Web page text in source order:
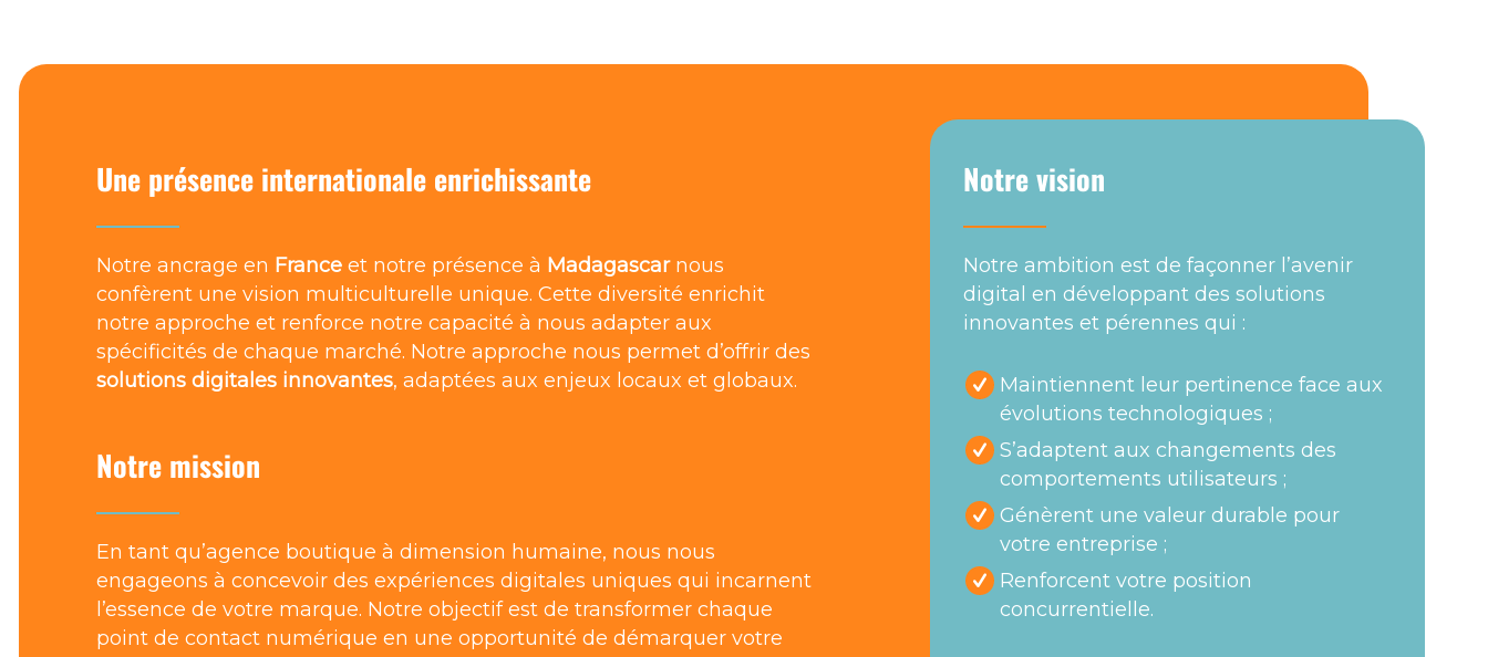
Une présence internationale enrichissante
Notre ancrage en France et notre présence à Madagascarnous
confèrent une vision multiculturelle unique. Cette diversité enrichit
notre approche et renforce notre capacité à nous adapter aux
spécificités de chaque marché. Notre approche nous permet d’offrir des
solutions digitales innovantes, adaptées aux enjeux locaux et globaux.
Notre mission
En tant qu’agence boutique à dimension humaine, nous nous
engageons à concevoir des expériences digitales uniques qui incarnent
l’essence de votre marque. Notre objectif est de transformer chaque
point de contact numérique en une opportunité de démarquer votre
Notre vision
Notre ambition est de façonner l’avenir
digital en développant des solutions
innovantes et pérennes qui :
Maintiennent leur pertinence face aux
évolutions technologiques ;
S’adaptent aux changements des
comportements utilisateurs ;
Génèrent une valeur durable pour
votre entreprise ;
Renforcent votre position
concurrentielle.